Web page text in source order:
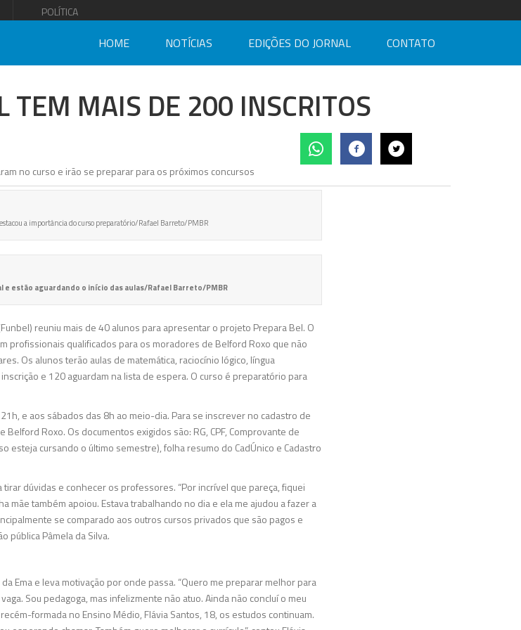
POLÍTICA
HOME NOTÍCIAS EDIÇÕES DO JORNAL CONTATO
TEM MAIS DE 200 INSCRITOS
a importância do curso preparatório/Rafael Barreto/PMBR
e estão aguardando o início das aulas/Rafael Barreto/PMBR
reuniu mais de 40 alunos para apresentar o projeto Prepara Bel. O
profissionais qualificados para os moradores de Belford Roxo que não
Os alunos terão aulas de matemática, raciocínio lógico, língua
e 120 aguardam na lista de espera. O curso é preparatório para
e aos sábados das 8h ao meio-dia. Para se inscrever no cadastro de
Roxo. Os documentos exigidos são: RG, CPF, Comprovante de
esteja cursando o último semestre), folha resumo do CadÚnico e Cadastro
dúvidas e conhecer os professores. “Por incrível que pareça, fiquei
mãe também apoiou. Estava trabalhando no dia e ela me ajudou a fazer a
se comparado aos outros cursos privados que são pagos e
pública Pâmela da Silva.
Ema e leva motivação por onde passa. “Quero me preparar melhor para
Sou pedagoga, mas infelizmente não atuo. Ainda não concluí o meu
formada no Ensino Médio, Flávia Santos, 18, os estudos continuam.